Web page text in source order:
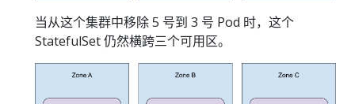
当从这个集群中移除 5 号到 3 号 Pod 时，这个
StatefulSet 仍然横跨三个可用区。